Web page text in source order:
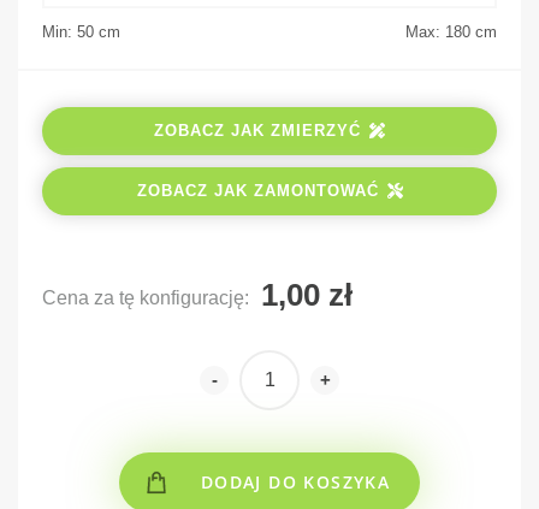
Min: 50 cm Max: 180 cm
ZOBACZ JAK ZMIERZYĆ
ZOBACZ JAK ZAMONTOWAĆ
Cena za tę konfigurację:
- +
DODAJ DO KOSZYKA